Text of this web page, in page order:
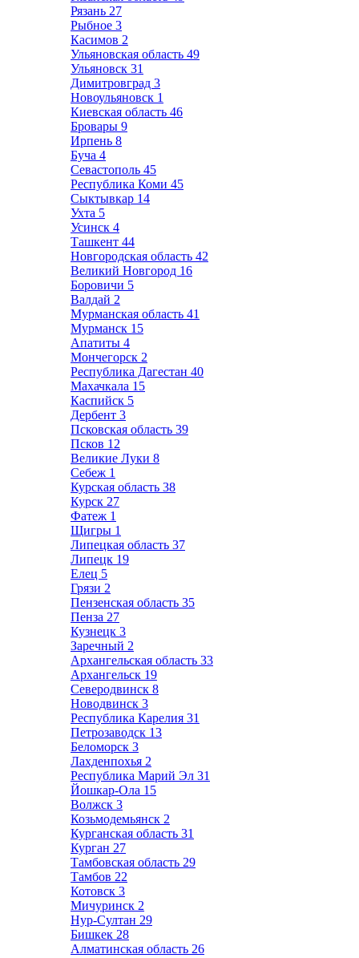
Рязань 27
Рыбное 3
Касимов 2
Ульяновская область 49
Ульяновск 31
Димитровград 3
Новоульяновск 1
Киевская область 46
Бровары 9
Ирпень 8
Буча 4
Севастополь 45
Республика Коми 45
Сыктывкар 14
Ухта 5
Усинск 4
Ташкент 44
Новгородская область 42
Великий Новгород 16
Боровичи 5
Валдай 2
Мурманская область 41
Мурманск 15
Апатиты 4
Мончегорск 2
Республика Дагестан 40
Махачкала 15
Каспийск 5
Дербент 3
Псковская область 39
Псков 12
Великие Луки 8
Себеж 1
Курская область 38
Курск 27
Фатеж 1
Щигры 1
Липецкая область 37
Липецк 19
Елец 5
Грязи 2
Пензенская область 35
Пенза 27
Кузнецк 3
Заречный 2
Архангельская область 33
Архангельск 19
Северодвинск 8
Новодвинск 3
Республика Карелия 31
Петрозаводск 13
Беломорск 3
Лахденпохья 2
Республика Марий Эл 31
Йошкар-Ола 15
Волжск 3
Козьмодемьянск 2
Курганская область 31
Курган 27
Тамбовская область 29
Тамбов 22
Котовск 3
Мичуринск 2
Нур-Султан 29
Бишкек 28
Алматинская область 26